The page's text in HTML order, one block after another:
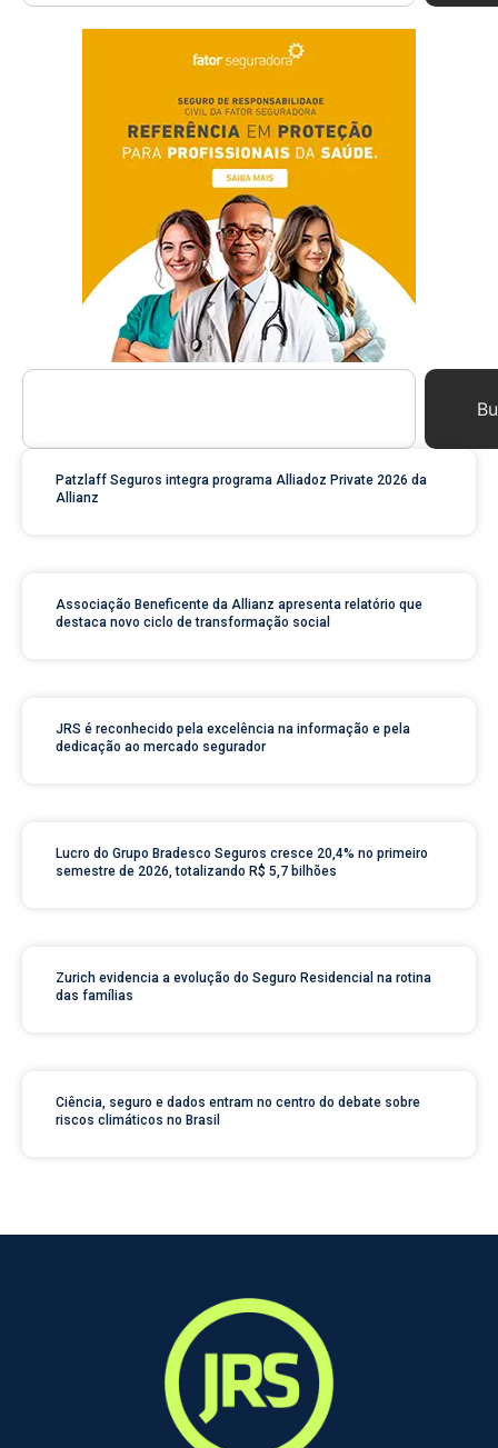
Patzlaff Seguros integra programa Alliadoz Private 2026 da
Allianz
Associação Beneficente da Allianz apresenta relatório que
destaca novo ciclo de transformação social
JRS é reconhecido pela excelência na informação e pela
dedicação ao mercado segurador
Lucro do Grupo Bradesco Seguros cresce 20,4% no primeiro
semestre de 2026, totalizando R$ 5,7 bilhões
Zurich evidencia a evolução do Seguro Residencial na rotina
das famílias
Ciência, seguro e dados entram no centro do debate sobre
riscos climáticos no Brasil